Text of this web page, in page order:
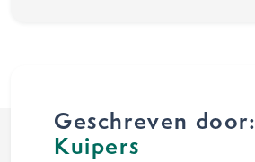
Geschreven door:
Kuipers